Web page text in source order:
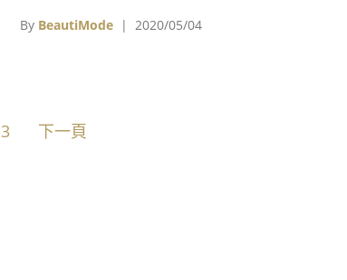
知識，讓你更了解這個每年令無數人為之心醉的
By BeautiMode | 2020/05/04
3 下一頁